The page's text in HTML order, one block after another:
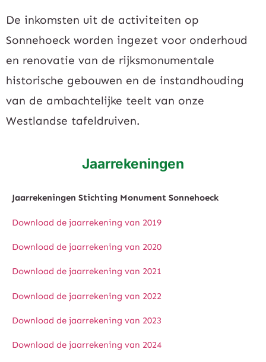
De inkomsten uit de activiteiten op
Sonnehoeck worden ingezet voor onderhoud
en renovatie van de rijksmonumentale
historische gebouwen en de instandhouding
van de ambachtelijke teelt van onze
Westlandse tafeldruiven.
Jaarrekeningen
Jaarrekeningen Stichting Monument Sonnehoeck
Download de jaarrekening van 2019
Download de jaarrekening van 2020
Download de jaarrekening van 2021
Download de jaarrekening van 2022
Download de jaarrekening van 2023
Download de jaarrekening van 2024